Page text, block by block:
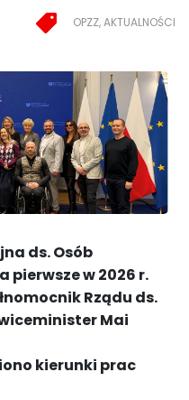
OPZZ, AKTUALNOŚCI
ds. Osób
pierwsze w 2026 r.
Rządu ds.
Mai
kierunki prac